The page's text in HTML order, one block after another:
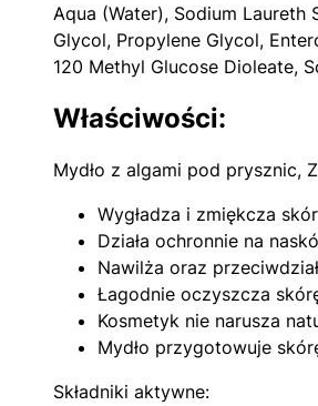
Aqua (Water), Sodium
Glycol, Propylene Glycol,
120 Methyl Glucose Dioleate,
Właściwości:
Mydło z algami pod prysznic,
Wygładza i zmiękcza
Działa ochronnie na
Nawilża oraz
Łagodnie oczyszcza
Kosmetyk nie narusza
Mydło przygotowuje
Składniki aktywne: